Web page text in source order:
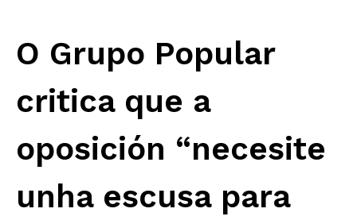
O Grupo Popular
critica que a
oposición “necesite
unha escusa para